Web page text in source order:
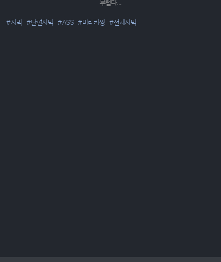
부럽다...
#자막 #단편자막 #ASS #마리카짱 #전체자막